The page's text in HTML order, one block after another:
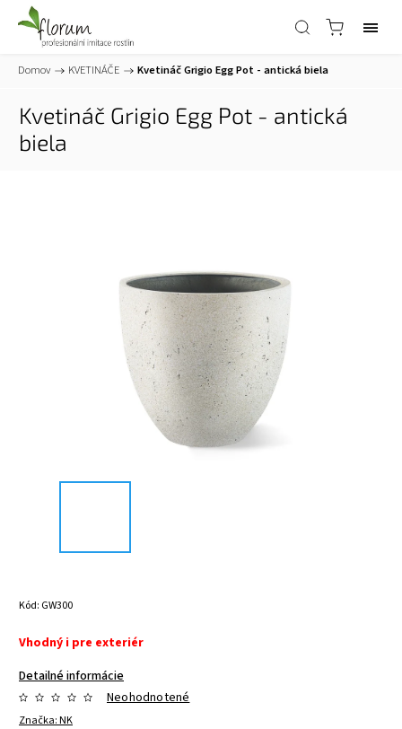
Domov / KVETINÁČE / Kvetináč Grigio Egg Pot - antická biela
Kvetináč Grigio Egg Pot - antická
biela
Kód: GW300
Vhodný i pre exteriér
Detailné informácie
Značka:NK
Neohodnotené